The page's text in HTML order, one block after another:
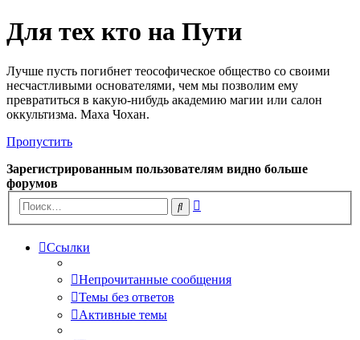
Для тех кто на Пути
Лучше пусть погибнет теософическое общество со своими
несчастливыми основателями, чем мы позволим ему
превратиться в какую-нибудь академию магии или салон
оккультизма. Маха Чохан.
Пропустить
Зарегистрированным пользователям видно больше
форумов
Поиск
Ссылки
Непрочитанные сообщения
Темы без ответов
Активные темы